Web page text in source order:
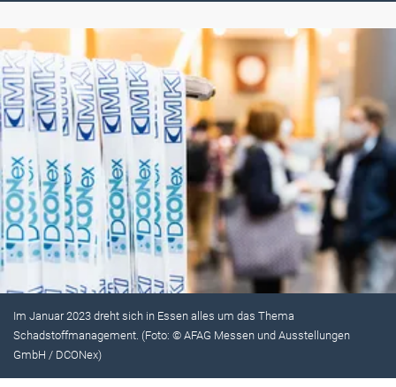
Im Januar 2023 dreht sich in Essen alles um das Thema
Schadstoffmanagement. (Foto: © AFAG Messen und Ausstellungen
GmbH / DCONex)